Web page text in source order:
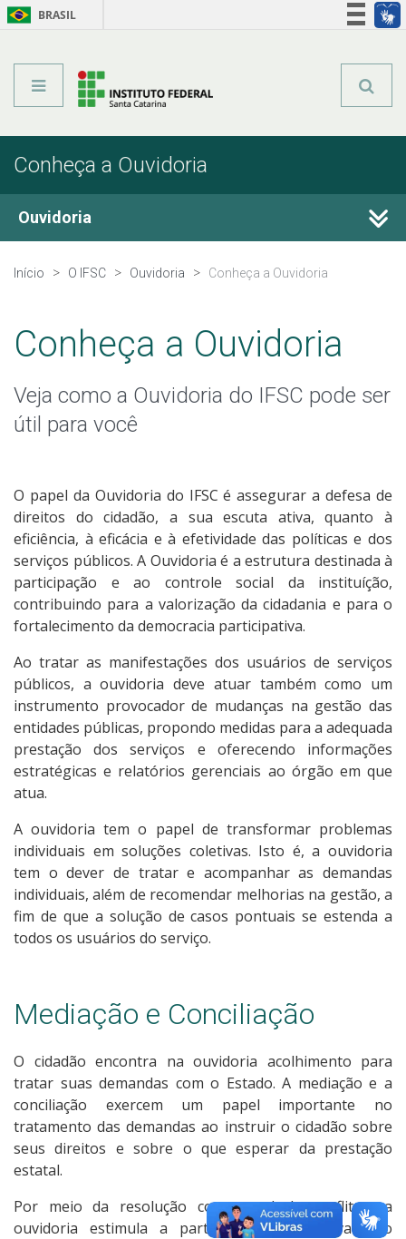
BRASIL
Conheça a Ouvidoria
Ouvidoria
Conheça a Ouvidoria
Conselho de Usuários
Planejamento
Recomendações
Carta de Serviços do IFSC
Capacitações
Perguntas Frequentes
Início O IFSC Ouvidoria Conheça a Ouvidoria
Conheça a Ouvidoria
Veja como a Ouvidoria do IFSC pode ser
útil para você
O papel da Ouvidoria do IFSC é assegurar a defesa de
direitos do cidadão, a sua escuta ativa, quanto à
eficiência, à eficácia e à efetividade das políticas e dos
serviços públicos. A Ouvidoria é a estrutura destinada à
participação e ao controle social da instituíção,
contribuindo para a valorização da cidadania e para o
fortalecimento da democracia participativa.
Ao tratar as manifestações dos usuários de serviços
públicos, a ouvidoria deve atuar também como um
instrumento provocador de mudanças na gestão das
entidades públicas, propondo medidas para a adequada
prestação dos serviços e oferecendo informações
estratégicas e relatórios gerenciais ao órgão em que
atua.
A ouvidoria tem o papel de transformar problemas
individuais em soluções coletivas. Isto é, a ouvidoria
tem o dever de tratar e acompanhar as demandas
individuais, além de recomendar melhorias na gestão, a
fim de que a solução de casos pontuais se estenda a
todos os usuários do serviço.
Mediação e Conciliação
O cidadão encontra na ouvidoria acolhimento para
tratar suas demandas com o Estado. A mediação e a
conciliação exercem um papel importante no
tratamento das demandas ao instruir o cidadão sobre
seus direitos e sobre o que esperar da prestação
estatal.
Por meio da resolução consensual de conflitos, a
ouvidoria estimula a participação mais ativa e o